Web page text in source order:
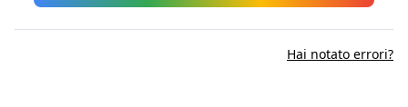
Hai notato errori?